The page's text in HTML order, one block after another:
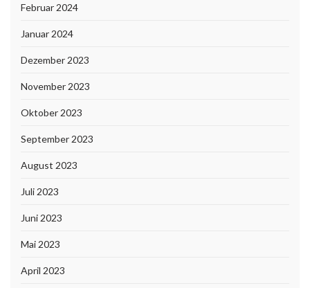
Februar 2024
Januar 2024
Dezember 2023
November 2023
Oktober 2023
September 2023
August 2023
Juli 2023
Juni 2023
Mai 2023
April 2023